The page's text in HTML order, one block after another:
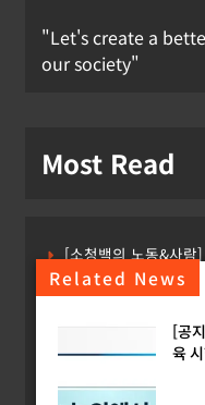
Related News
[공
육
"Let's create a
our society"
Most Read
[소청백의 노동&사람
[Russia] 텔레그램 설
[KOR] ‘AI 데이터센
[EU] 틱톡의 아동 보